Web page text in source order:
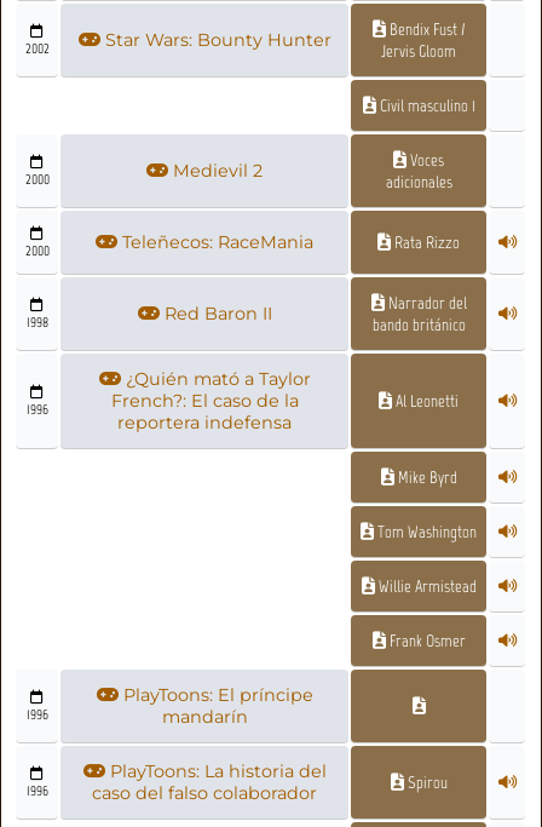
2002 Star Wars: Bounty Hunter
Bendix Fust /
Jervis Gloom
Civil masculino 1
2000 Medievil 2
Voces
adicionales
2000 Teleñecos: RaceMania Rata Rizzo
1998 Red Baron II
Narrador del
bando británico
1996
¿Quién mató a Taylor
French?: El caso de la
reportera indefensa
Al Leonetti
Mike Byrd
Tom Washington
Willie Armistead
Frank Osmer
1996
PlayToons: El príncipe
mandarín
1996
PlayToons: La historia del
caso del falso colaborador
Spirou